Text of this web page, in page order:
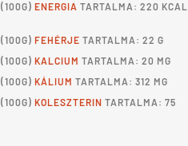
(100G)ENERGIA TARTALMA: 220 KCAL
(100G)FEHÉRJE TARTALMA: 22 G
(100G)KALCIUM TARTALMA: 20 MG
(100G)KÁLIUM TARTALMA: 312 MG
(100G)KOLESZTERIN TARTALMA: 75